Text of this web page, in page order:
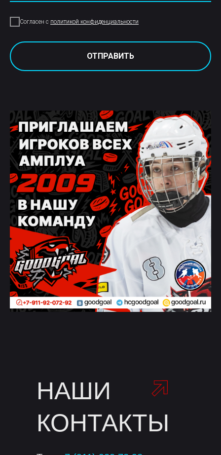
Согласен с политикой конфиденциальности
ОТПРАВИТЬ
НАШИ
КОНТАКТЫ